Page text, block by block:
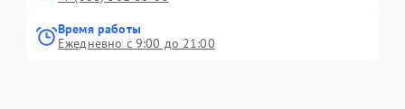
Время работы
Ежедневно с 9:00 до 21:00